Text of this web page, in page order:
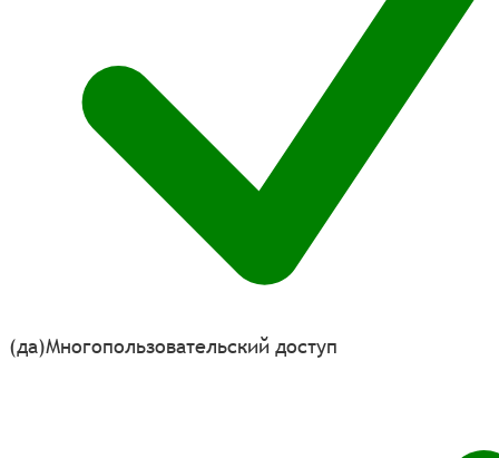
(да)Многопользовательский доступ